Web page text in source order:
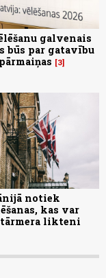
galvenais
būs par gatavību
3
notiek
kas var
likteni